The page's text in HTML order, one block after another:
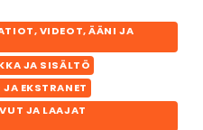
VIDEOT, ÄÄNI JA
JA SISÄLTÖ
EKSTRANET
JA LAAJAT